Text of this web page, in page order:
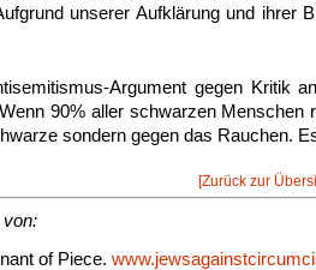
unserer Aufklärung und ihrer
Argument gegen Kritik
90% aller schwarzen
sondern gegen das Rauchen.
[Zurück zur
von:
of Piece.